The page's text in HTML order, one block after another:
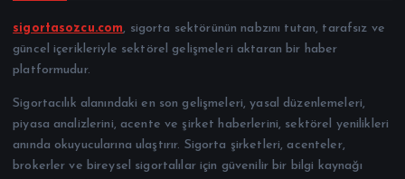
sigortasozcu.com, sigorta sektörünün nabzını tutan, tarafsız ve
güncel içerikleriyle sektörel gelişmeleri aktaran bir haber
platformudur.
Sigortacılık alanındaki en son gelişmeleri, yasal düzenlemeleri,
piyasa analizlerini, acente ve şirket haberlerini, sektörel yenilikleri
anında okuyucularına ulaştırır. Sigorta şirketleri, acenteler,
brokerler ve bireysel sigortalılar için güvenilir bir bilgi kaynağı